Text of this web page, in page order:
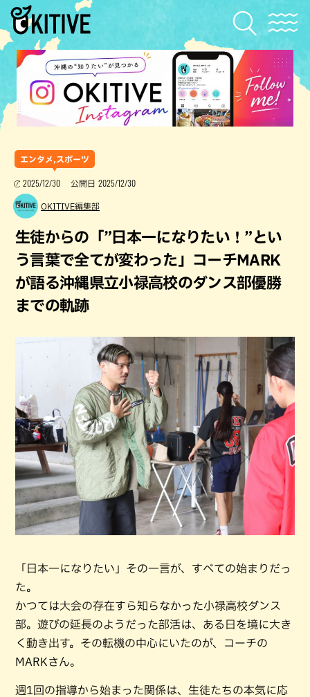
エンタメ,スポーツ
2025/12/30 公開日 2025/12/30
OKITIVE編集部
生徒からの「”日本一になりたい！”とい
う言葉で全てが変わった」コーチMARK
が語る沖縄県立小禄高校のダンス部優勝
までの軌跡
「日本一になりたい」その一言が、すべての始まりだっ
た。
かつては大会の存在すら知らなかった小禄高校ダンス
部。遊びの延長のようだった部活は、ある日を境に大き
く動き出す。その転機の中心にいたのが、コーチの
MARKさん。
週1回の指導から始まった関係は、生徒たちの本気に応